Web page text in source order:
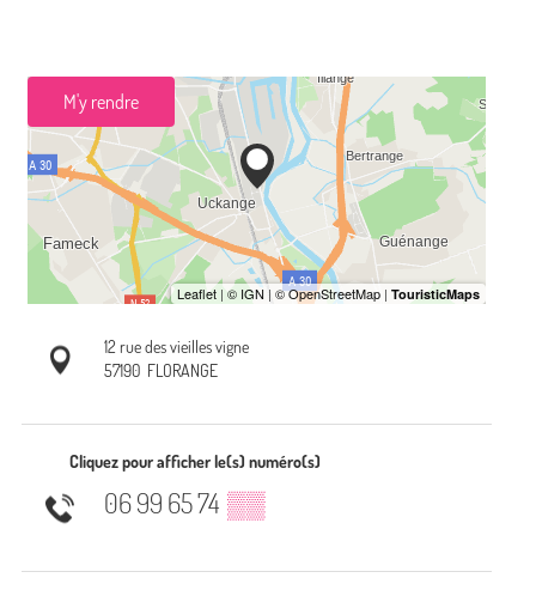
M'y rendre
12 rue des vieilles vigne
57190 FLORANGE
Cliquez pour afficher le(s) numéro(s)
06 99 65 74 ▒▒